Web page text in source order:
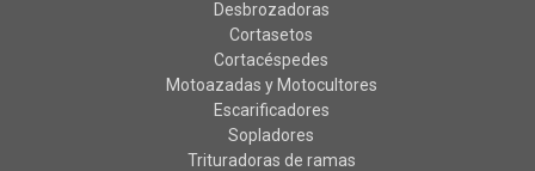
Desbrozadoras
Cortasetos
Cortacéspedes
Motoazadas y Motocultores
Escarificadores
Sopladores
Trituradoras de ramas